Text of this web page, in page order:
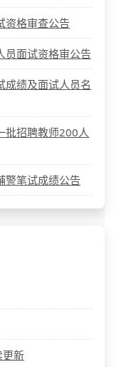
资格审查公告
员面试资格审公告
绩及面试人员名
批招聘教师200人
警笔试成绩公告
新